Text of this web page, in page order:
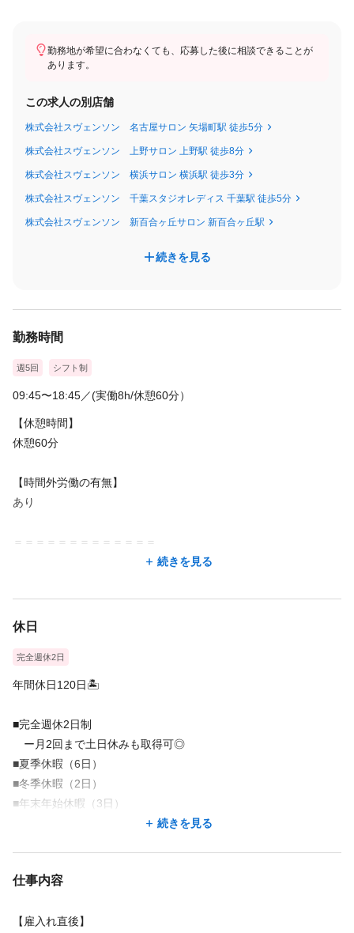
勤務地が希望に合わなくても、応募した後に相談できることが
あります。
この求人の別店舗
株式会社スヴェンソン 名古屋サロン 矢場町駅 徒歩5分
株式会社スヴェンソン 上野サロン 上野駅 徒歩8分
株式会社スヴェンソン 横浜サロン 横浜駅 徒歩3分
株式会社スヴェンソン 千葉スタジオレディス 千葉駅 徒歩5分
株式会社スヴェンソン 新百合ヶ丘サロン 新百合ヶ丘駅
続きを見る
勤務時間
週5回 シフト制
09:45〜18:45／(実働8h/休憩60分）
【休憩時間】
休憩60分
【時間外労働の有無】
あり
＝＝＝＝＝＝＝＝＝＝＝＝＝
◎定休日を含めた完全週休2日制
続きを見る
休日
完全週休2日
年間休日120日🏝️
■完全週休2日制
ー月2回まで土日休みも取得可◎
■夏季休暇（6日）
■冬季休暇（2日）
■年末年始休暇（3日）
ー5日以上の連休取得OK✈️
ー年間の平均使用日数13日
ー直近3年間復帰率100%（2026年4月時点）
続きを見る
仕事内容
【雇入れ直後】